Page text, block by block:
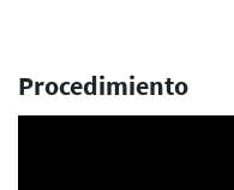
Procedimiento